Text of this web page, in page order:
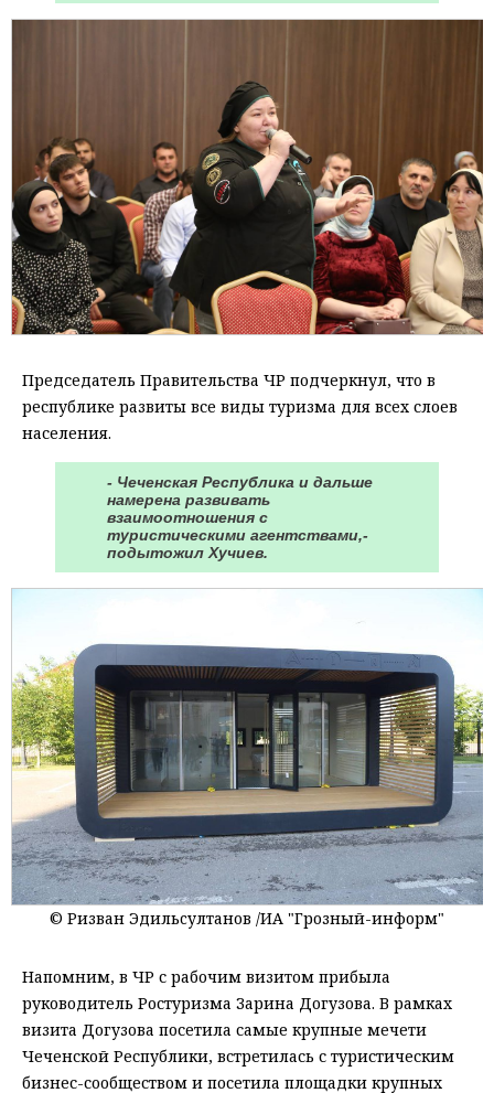
Председатель Правительства ЧР подчеркнул, что в
республике развиты все виды туризма для всех слоев
населения.
- Чеченская Республика и дальше
намерена развивать
взаимоотношения с
туристическими агентствами,-
подытожил Хучиев.
© Ризван Эдильcултанов /ИА "Грозный-информ"
Напомним, в ЧР с рабочим визитом прибыла
руководитель Ростуризма Зарина Догузова. В рамках
визита Догузова посетила самые крупные мечети
Чеченской Республики, встретилась с туристическим
бизнес-сообществом и посетила площадки крупных